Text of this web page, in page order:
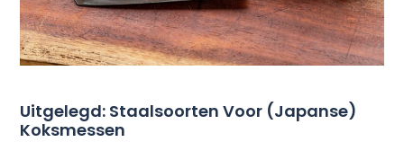
Uitgelegd: Staalsoorten Voor (Japanse)
Koksmessen